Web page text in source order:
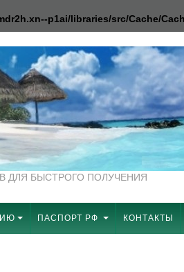
p1ai/libraries/src/Cache/
ДЛЯ БЫСТРОГО ПОЛУЧЕНИЯ
ПАСПОРТ РФ КОНТАКТЫ